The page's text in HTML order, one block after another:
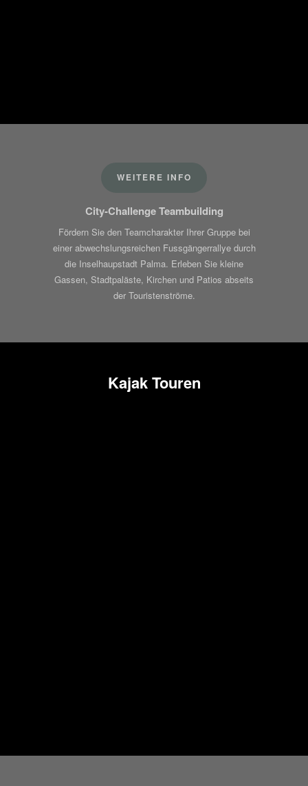
WEITERE INFO
City-Challenge Teambuilding
Fördern Sie den Teamcharakter Ihrer Gruppe bei
einer abwechslungsreichen Fussgängerrallye durch
die Inselhaupstadt Palma. Erleben Sie kleine
Gassen, Stadtpaläste, Kirchen und Patios abseits
der Touristenströme.
Kajak Touren